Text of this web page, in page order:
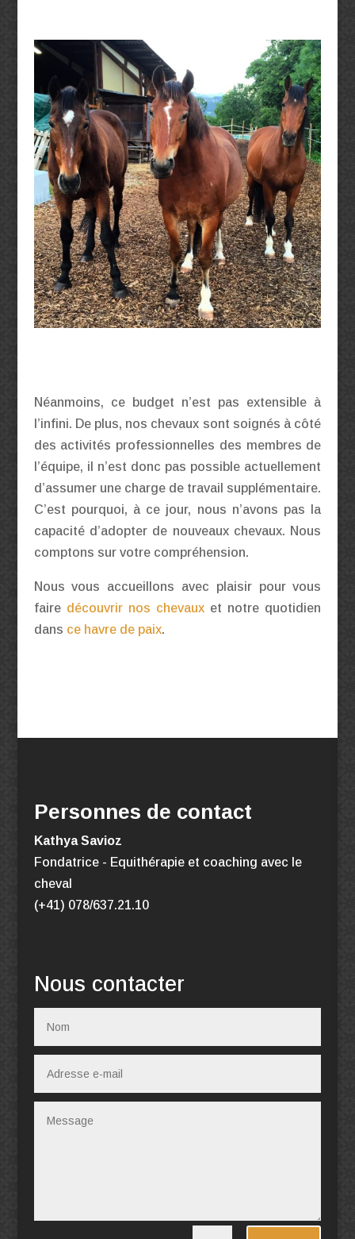
Néanmoins, ce budget n’est pas extensible à
l’infini. De plus, nos chevaux sont soignés à côté
des activités professionnelles des membres de
l’équipe, il n’est donc pas possible actuellement
d’assumer une charge de travail supplémentaire.
C’est pourquoi, à ce jour, nous n’avons pas la
capacité d’adopter de nouveaux chevaux. Nous
comptons sur votre compréhension.
Nous vous accueillons avec plaisir pour vous
faire découvrir nos chevaux et notre quotidien
dans ce havre de paix.
Personnes de contact
Kathya Savioz
Fondatrice - Equithérapie et coaching avec le
cheval
(+41) 078/637.21.10
Nous contacter